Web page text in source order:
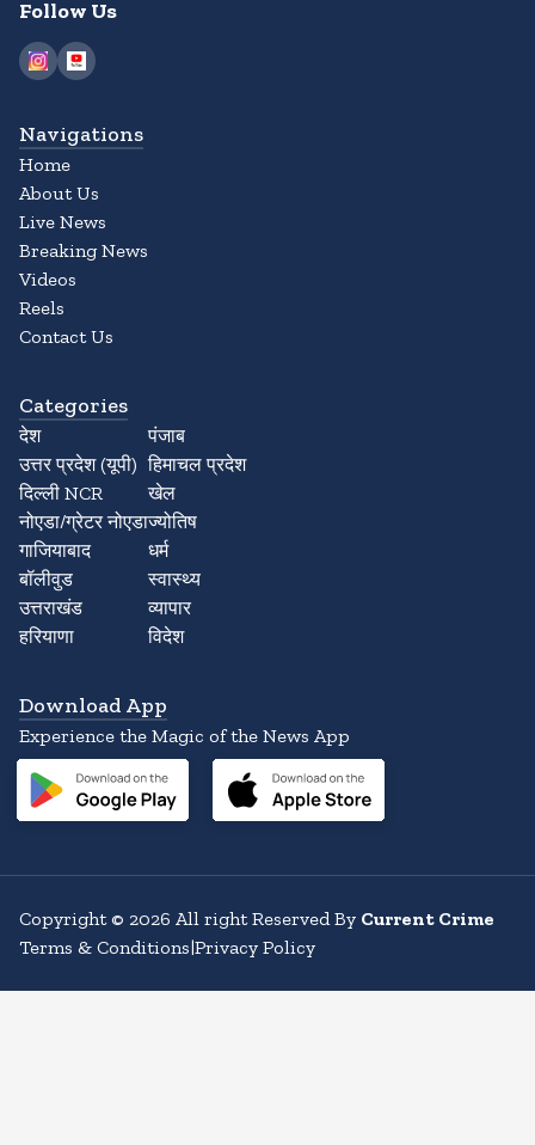
Follow Us
Navigations
Home
About Us
Live News
Breaking News
Videos
Reels
Contact Us
Categories
देश
उत्तर प्रदेश (यूपी)
दिल्ली NCR
नोएडा/ग्रेटर नोएडा
गाजियाबाद
बॉलीवुड
उत्तराखंड
हरियाणा
पंजाब
हिमाचल प्रदेश
खेल
ज्योतिष
धर्म
स्वास्थ्य
व्यापार
विदेश
Download App
Experience the Magic of the News App
Copyright© 2026 All right Reserved By Current Crime
Terms & Conditions|Privacy Policy